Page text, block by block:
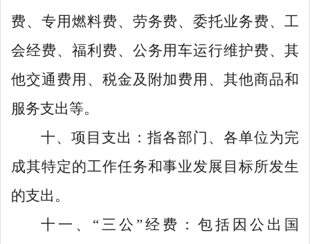
费、专用燃料费、劳务费、委托业务费、工
会经费、福利费、公务用车运行维护费、其
他交通费用、税金及附加费用、其他商品和
服务支出等。
十、项目支出：指各部门、各单位为完
成其特定的工作任务和事业发展目标所发生
的支出。
十一、 “三公 ”经费：包括因公出国